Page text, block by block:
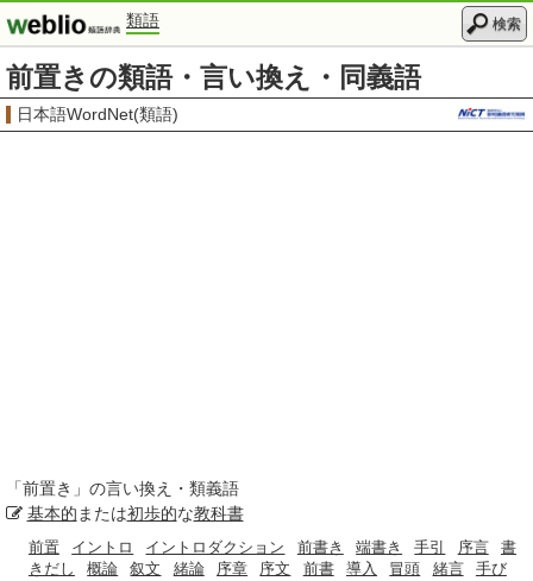
類語 検索
前置きの類語・言い換え・同義語
日本語WordNet(類語)
「前置き 」の言い換え・類義語
基本的 または初歩的な教科書
前置 イントロ イントロダクション 前書き 端書き 手引 序言
書
きだし
概論 叙文 緒論 序章 序文 前書 導入 冒頭 緒言
手び